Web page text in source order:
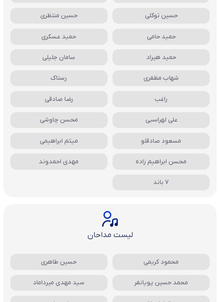
حسین توکلی حسین منتظری
حمید حامی حمید عسکری
حمید هیراد سامان جلیلی
شهاب مظفری رستاک
راغب رضا صادقی
علی لهراسبی محسن چاوشی
مسعود صادقلو میثم ابراهیمی
محسن ابراهیم زاده مهدی احمدوند
7 باند
لیست مداحان
محمود کریمی حسین طاهری
محمد حسین پویانفر سید مهدی میرداماد